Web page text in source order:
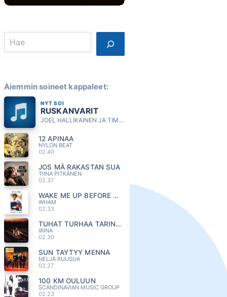
Search
Aiemmin soineet kappaleet:
NYT SOI
RUSKANVARIT
JOEL HALLIKAINEN JA TIMO KOIVUSALO
12 APINAA
NYLON BEAT
02.40
JOS MÄ RAKASTAN SUA
TIINA PITKÄNEN
02.37
WAKE ME UP BEFORE YOU GO-GO
WHAM
02.33
TUHAT TURHAA TARINAA
IRINA
02.30
SUN TAYTYY MENNA
NELJÄ RUUSUA
02.27
100 KM OULUUN
SCANDINAVIAN MUSIC GROUP
02.23